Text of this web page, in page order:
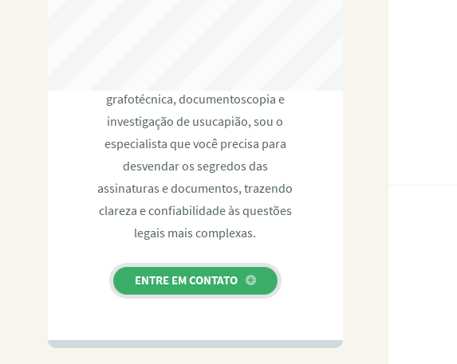
grafotécnica, documentoscopia e
investigação de usucapião, sou o
especialista que você precisa para
desvendar os segredos das
assinaturas e documentos, trazendo
clareza e confiabilidade às questões
legais mais complexas.
ENTRE EM CONTATO